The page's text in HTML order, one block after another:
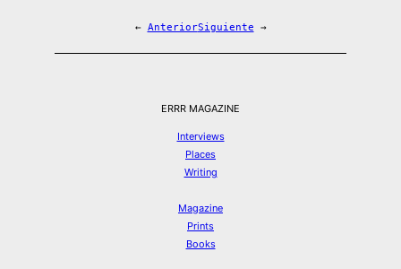
← AnteriorSiguiente →
ERRR MAGAZINE
Interviews
Places
Writing
Magazine
Prints
Books